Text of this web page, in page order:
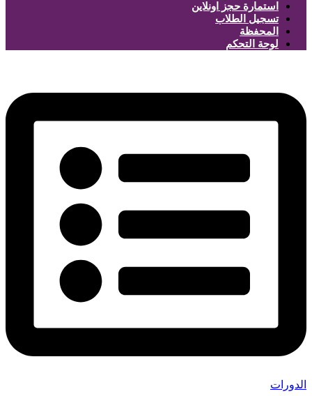
استمارة حجز اونلاين
تسجيل الطلاب
المحفظة
لوحة التحكم
الدورات